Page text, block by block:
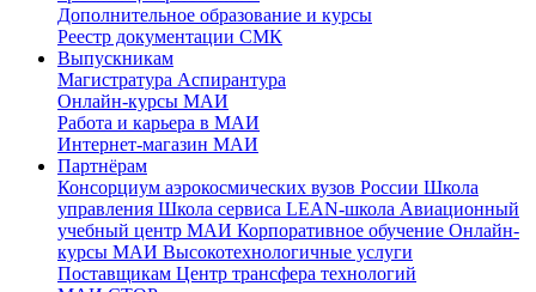
Дополнительное образование и курсы
Реестр документации СМК
Выпускникам
Магистратура Аспирантура
Онлайн-курсы МАИ
Работа и карьера в МАИ
Интернет-магазин МАИ
Партнёрам
Консорциум аэрокосмических вузов России Школа
управления Школа сервиса LEAN-школа Авиационный
учебный центр МАИ Корпоративное обучение Онлайн-
курсы МАИ Высокотехнологичные услуги
Поставщикам Центр трансфера технологий